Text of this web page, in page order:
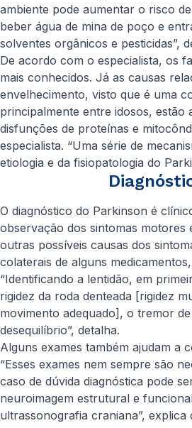
ambiente pode aumentar o risco
beber água de mina de poço e
solventes orgânicos e pesticidas”,
De acordo com o especialista, os
mais conhecidos. Já as causas
envelhecimento, visto que é uma
principalmente entre idosos, estão
disfunções de proteínas e
especialista. “Uma série de
etiologia e da fisiopatologia do
O diagnóstico do Parkinson é
observação dos sintomas motores
outras possíveis causas dos
colaterais de alguns
“Identificando a lentidão, em
rigidez da roda denteada [rigidez
movimento adequado], o tremor
desequilíbrio”, detalha.
Alguns exames também ajudam a
“Esses exames nem sempre são
caso de dúvida diagnóstica pode
neuroimagem estrutural e
ultrassonografia craniana”, explica